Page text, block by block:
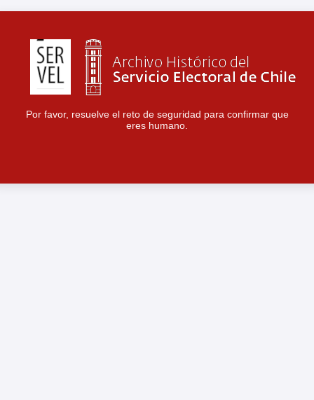
Por favor, resuelve el reto de seguridad para confirmar que
eres humano.